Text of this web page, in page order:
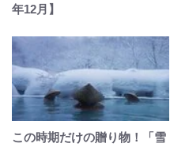
年12月】
この時期だけの贈り物！「雪